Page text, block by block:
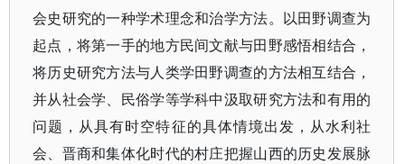
会史研究的一种学术理念和治学方法。以田野调查为
起点，将第一手的地方民间文献与田野感悟相结合，
将历史研究方法与人类学田野调查的方法相互结合，
并从社会学、民俗学等学科中汲取研究方法和有用的
问题，从具有时空特征的具体情境出发，从水利社
会、晋商和集体化时代的村庄把握山西的历史发展脉